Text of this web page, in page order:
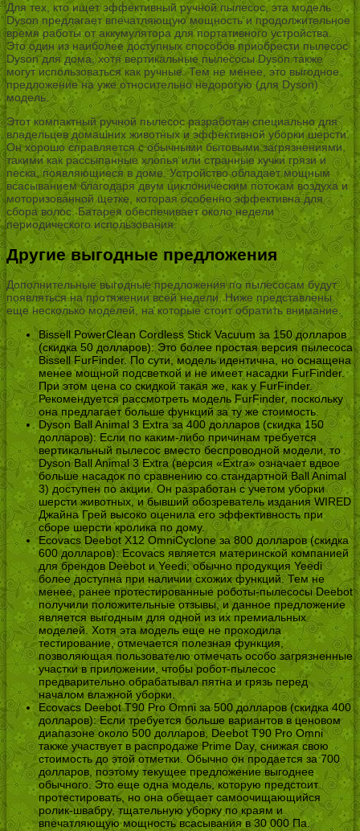
Для тех, кто ищет эффективный ручной пылесос, эта модель
Dyson предлагает впечатляющую мощность и продолжительное
время работы от аккумулятора для портативного устройства.
Это один из наиболее доступных способов приобрести пылесос
Dyson для дома, хотя вертикальные пылесосы Dyson также
могут использоваться как ручные. Тем не менее, это выгодное
предложение на уже относительно недорогую (для Dyson)
модель.
Этот компактный ручной пылесос разработан специально для
владельцев домашних животных и эффективной уборки шерсти.
Он хорошо справляется с обычными бытовыми загрязнениями,
такими как рассыпанные хлопья или странные кучки грязи и
песка, появляющиеся в доме. Устройство обладает мощным
всасыванием благодаря двум циклоническим потокам воздуха и
моторизованной щетке, которая особенно эффективна для
сбора волос. Батарея обеспечивает около недели
периодического использования.
Другие выгодные предложения
Дополнительные выгодные предложения по пылесосам будут
появляться на протяжении всей недели. Ниже представлены
еще несколько моделей, на которые стоит обратить внимание.
Bissell PowerClean Cordless Stick Vacuum за 150 долларов
(скидка 50 долларов): Это более простая версия пылесоса
Bissell FurFinder. По сути, модель идентична, но оснащена
менее мощной подсветкой и не имеет насадки FurFinder.
При этом цена со скидкой такая же, как у FurFinder.
Рекомендуется рассмотреть модель FurFinder, поскольку
она предлагает больше функций за ту же стоимость.
Dyson Ball Animal 3 Extra за 400 долларов (скидка 150
долларов): Если по каким-либо причинам требуется
вертикальный пылесос вместо беспроводной модели, то
Dyson Ball Animal 3 Extra (версия «Extra» означает вдвое
больше насадок по сравнению со стандартной Ball Animal
3) доступен по акции. Он разработан с учетом уборки
шерсти животных, и бывший обозреватель издания WIRED
Джайна Грей высоко оценила его эффективность при
сборе шерсти кролика по дому.
Ecovacs Deebot X12 OmniCyclone за 800 долларов (скидка
600 долларов): Ecovacs является материнской компанией
для брендов Deebot и Yeedi; обычно продукция Yeedi
более доступна при наличии схожих функций. Тем не
менее, ранее протестированные роботы-пылесосы Deebot
получили положительные отзывы, и данное предложение
является выгодным для одной из их премиальных
моделей. Хотя эта модель еще не проходила
тестирование, отмечается полезная функция,
позволяющая пользователю отмечать особо загрязненные
участки в приложении, чтобы робот-пылесос
предварительно обрабатывал пятна и грязь перед
началом влажной уборки.
Ecovacs Deebot T90 Pro Omni за 500 долларов (скидка 400
долларов): Если требуется больше вариантов в ценовом
диапазоне около 500 долларов, Deebot T90 Pro Omni
также участвует в распродаже Prime Day, снижая свою
стоимость до этой отметки. Обычно он продается за 700
долларов, поэтому текущее предложение выгоднее
обычного. Это еще одна модель, которую предстоит
протестировать, но она обещает самоочищающийся
ролик-швабру, тщательную уборку по краям и
впечатляющую мощность всасывания в 30 000 Па.